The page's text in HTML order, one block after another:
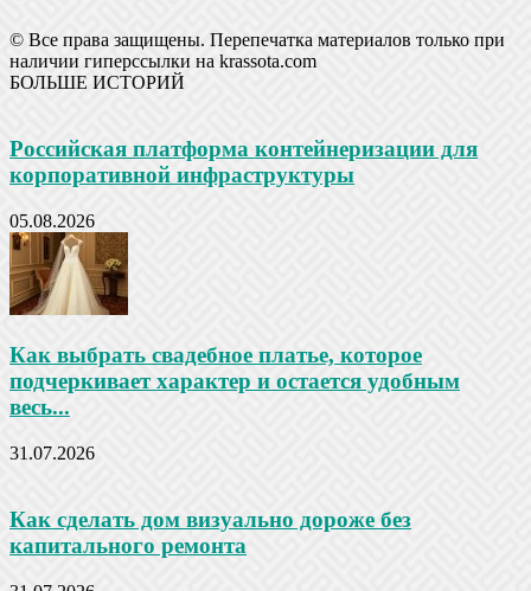
© Все права защищены. Перепечатка материалов только при
наличии гиперссылки на krassota.com
БОЛЬШЕ ИСТОРИЙ
Российская платформа контейнеризации для
корпоративной инфраструктуры
05.08.2026
Как выбрать свадебное платье, которое
подчеркивает характер и остается удобным
весь...
31.07.2026
Как сделать дом визуально дороже без
капитального ремонта